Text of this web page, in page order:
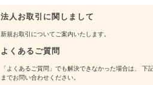
法人お取引に関しまして
新規お取引についてご案内いたします。
よくあるご質問
「よくあるご質問」でも解決できなかった場合は、 下
までお問い合わせください。